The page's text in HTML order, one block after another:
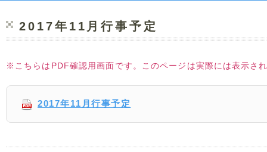
2017年11月行事予定
※こちらはPDF確認用画面です。このページは実際には表示さ
2017年11月行事予定